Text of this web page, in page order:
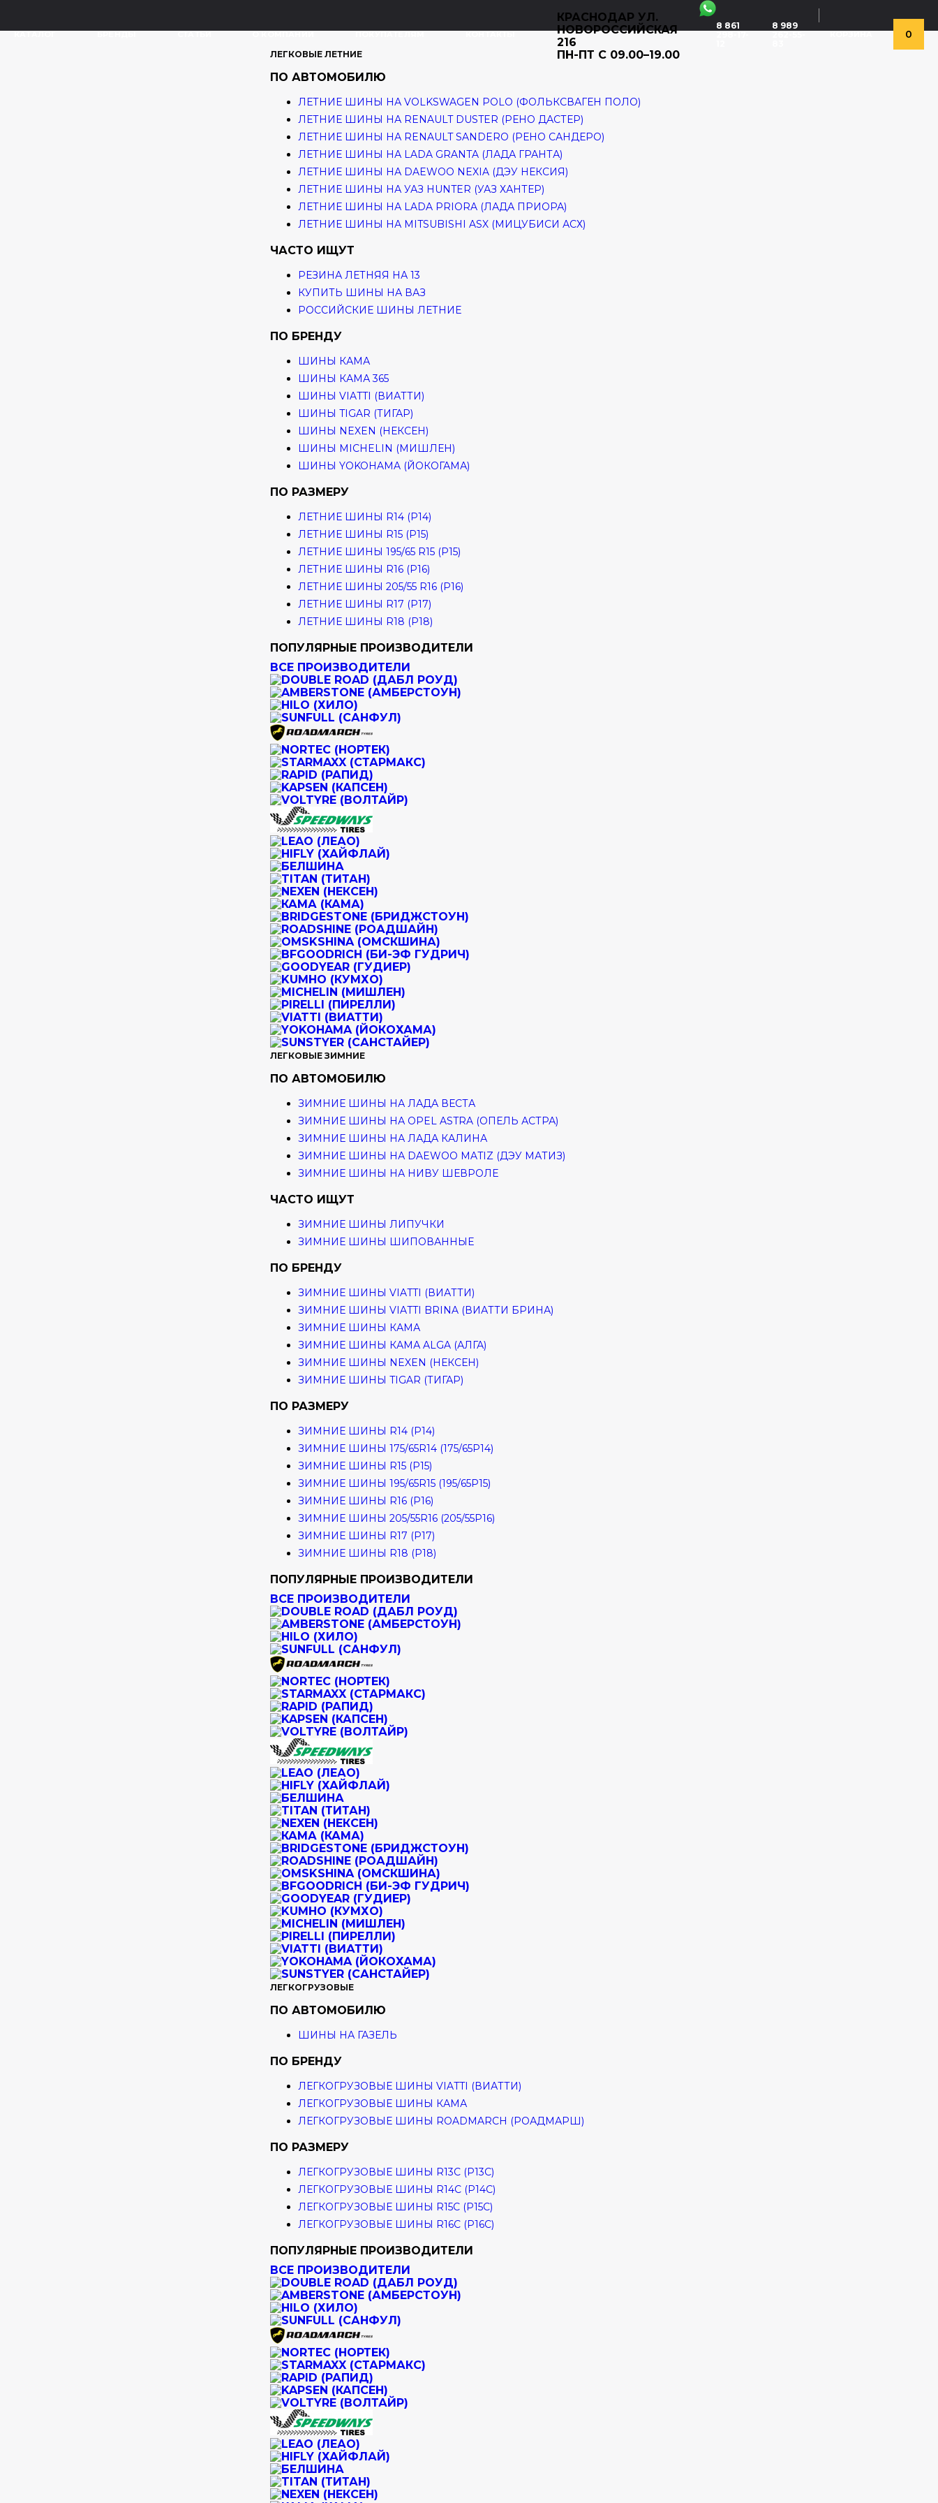
КРАСНОДАР УЛ.
НОВОРОССИЙСКАЯ
216
ПН-ПТ С 09.00–19.00
8 861
298-17-
8 989
262-55-
0
ЛЕГКОВЫЕ ЛЕТНИЕ
ПО АВТОМОБИЛЮ
ЛЕТНИЕ ШИНЫ НА VOLKSWAGEN POLO (ФОЛЬКСВАГЕН ПОЛО)
ЛЕТНИЕ ШИНЫ НА RENAULT DUSTER (РЕНО ДАСТЕР)
ЛЕТНИЕ ШИНЫ НА RENAULT SANDERO (РЕНО САНДЕРО)
ЛЕТНИЕ ШИНЫ НА LADA GRANTA (ЛАДА ГРАНТА)
ЛЕТНИЕ ШИНЫ НА DAEWOO NEXIA (ДЭУ НЕКСИЯ)
ЛЕТНИЕ ШИНЫ НА УАЗ HUNTER (УАЗ ХАНТЕР)
ЛЕТНИЕ ШИНЫ НА LADA PRIORA (ЛАДА ПРИОРА)
ЛЕТНИЕ ШИНЫ НА MITSUBISHI ASX (МИЦУБИСИ АСХ)
ЧАСТО ИЩУТ
РЕЗИНА ЛЕТНЯЯ НА 13
КУПИТЬ ШИНЫ НА ВАЗ
РОССИЙСКИЕ ШИНЫ ЛЕТНИЕ
ПО БРЕНДУ
ШИНЫ КАМА
ШИНЫ КАМА 365
ШИНЫ VIATTI (ВИАТТИ)
ШИНЫ TIGAR (ТИГАР)
ШИНЫ NEXEN (НЕКСЕН)
ШИНЫ MICHELIN (МИШЛЕН)
ШИНЫ YOKOHAMA (ЙОКОГАМА)
ПО РАЗМЕРУ
ЛЕТНИЕ ШИНЫ R14 (Р14)
ЛЕТНИЕ ШИНЫ R15 (Р15)
ЛЕТНИЕ ШИНЫ 195/65 R15 (Р15)
ЛЕТНИЕ ШИНЫ R16 (Р16)
ЛЕТНИЕ ШИНЫ 205/55 R16 (Р16)
ЛЕТНИЕ ШИНЫ R17 (Р17)
ЛЕТНИЕ ШИНЫ R18 (Р18)
ПОПУЛЯРНЫЕ ПРОИЗВОДИТЕЛИ
ВСЕ ПРОИЗВОДИТЕЛИ
ЛЕГКОВЫЕ ЗИМНИЕ
ПО АВТОМОБИЛЮ
ЗИМНИЕ ШИНЫ НА ЛАДА ВЕСТА
ЗИМНИЕ ШИНЫ НА OPEL ASTRA (ОПЕЛЬ АСТРА)
ЗИМНИЕ ШИНЫ НА ЛАДА КАЛИНА
ЗИМНИЕ ШИНЫ НА DAEWOO MATIZ (ДЭУ МАТИЗ)
ЗИМНИЕ ШИНЫ НА НИВУ ШЕВРОЛЕ
ЧАСТО ИЩУТ
ЗИМНИЕ ШИНЫ ЛИПУЧКИ
ЗИМНИЕ ШИНЫ ШИПОВАННЫЕ
ПО БРЕНДУ
ЗИМНИЕ ШИНЫ VIATTI (ВИАТТИ)
ЗИМНИЕ ШИНЫ VIATTI BRINA (ВИАТТИ БРИНА)
ЗИМНИЕ ШИНЫ КАМА
ЗИМНИЕ ШИНЫ КАМА ALGA (АЛГА)
ЗИМНИЕ ШИНЫ NEXEN (НЕКСЕН)
ЗИМНИЕ ШИНЫ TIGAR (ТИГАР)
ПО РАЗМЕРУ
ЗИМНИЕ ШИНЫ R14 (Р14)
ЗИМНИЕ ШИНЫ 175/65R14 (175/65Р14)
ЗИМНИЕ ШИНЫ R15 (Р15)
ЗИМНИЕ ШИНЫ 195/65R15 (195/65Р15)
ЗИМНИЕ ШИНЫ R16 (Р16)
ЗИМНИЕ ШИНЫ 205/55R16 (205/55Р16)
ЗИМНИЕ ШИНЫ R17 (Р17)
ЗИМНИЕ ШИНЫ R18 (Р18)
ПОПУЛЯРНЫЕ ПРОИЗВОДИТЕЛИ
ВСЕ ПРОИЗВОДИТЕЛИ
ЛЕГКОГРУЗОВЫЕ
ПО АВТОМОБИЛЮ
ШИНЫ НА ГАЗЕЛЬ
ПО БРЕНДУ
ЛЕГКОГРУЗОВЫЕ ШИНЫ VIATTI (ВИАТТИ)
ЛЕГКОГРУЗОВЫЕ ШИНЫ КАМА
ЛЕГКОГРУЗОВЫЕ ШИНЫ ROADMARCH (РОАДМАРШ)
ПО РАЗМЕРУ
ЛЕГКОГРУЗОВЫЕ ШИНЫ R13C (Р13С)
ЛЕГКОГРУЗОВЫЕ ШИНЫ R14C (Р14С)
ЛЕГКОГРУЗОВЫЕ ШИНЫ R15C (Р15С)
ЛЕГКОГРУЗОВЫЕ ШИНЫ R16C (Р16С)
ПОПУЛЯРНЫЕ ПРОИЗВОДИТЕЛИ
ВСЕ ПРОИЗВОДИТЕЛИ